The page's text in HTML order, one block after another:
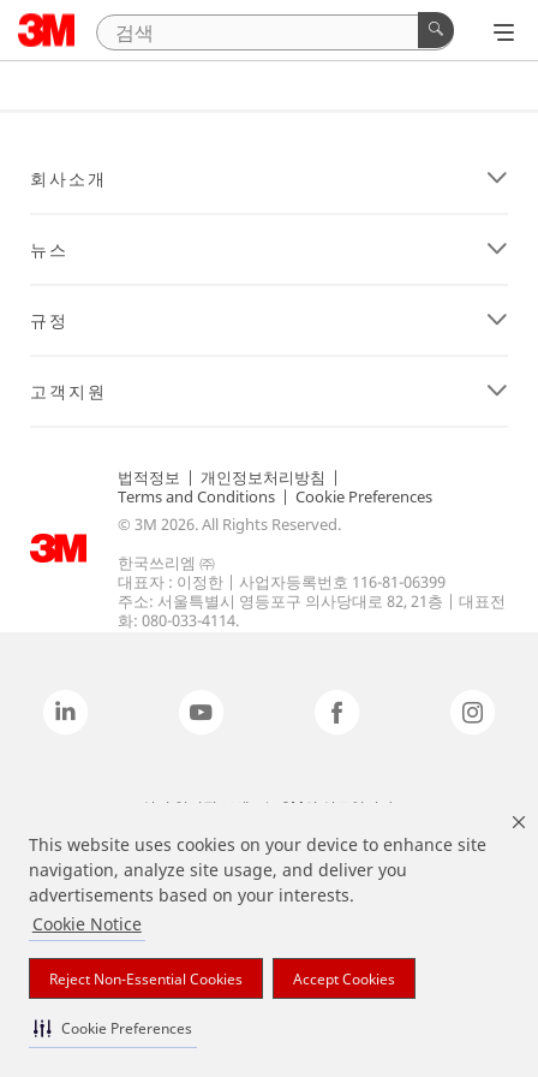
This website uses cookies on your device to enhance site
navigation, analyze site usage, and deliver you
advertisements based on your interests.
Cookie Notice
Reject Non-Essential Cookies Accept Cookies
Cookie Preferences
회사소개
뉴스
규정
고객지원
법적정보 | 개인정보처리방침 |
Terms and Conditions | Cookie Preferences
© 3M 2026. All Rights Reserved.
한국쓰리엠 ㈜
대표자 : 이정한 | 사업자등록번호 116-81-06399
주소: 서울특별시 영등포구 의사당대로 82, 21층 | 대표전
화: 080-033-4114.
상기 열거된 브랜드는 3M의 상표입니다.